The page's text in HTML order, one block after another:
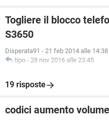
Togliere il blocco
S3650
Disperata91 - 21 feb 2014 alle 14:38
tipo - 28 nov 2016 alle 23:45
19 risposte
codici aumento volume